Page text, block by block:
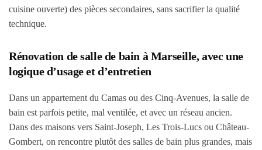
cuisine ouverte) des pièces secondaires, sans sacrifier la qualité
technique.
Rénovation de salle de bain à Marseille, avec une
logique d’usage et d’entretien
Dans un appartement du Camas ou des Cinq-Avenues, la salle de
bain est parfois petite, mal ventilée, et avec un réseau ancien.
Dans des maisons vers Saint-Joseph, Les Trois-Lucs ou Château-
Gombert, on rencontre plutôt des salles de bain plus grandes, mais